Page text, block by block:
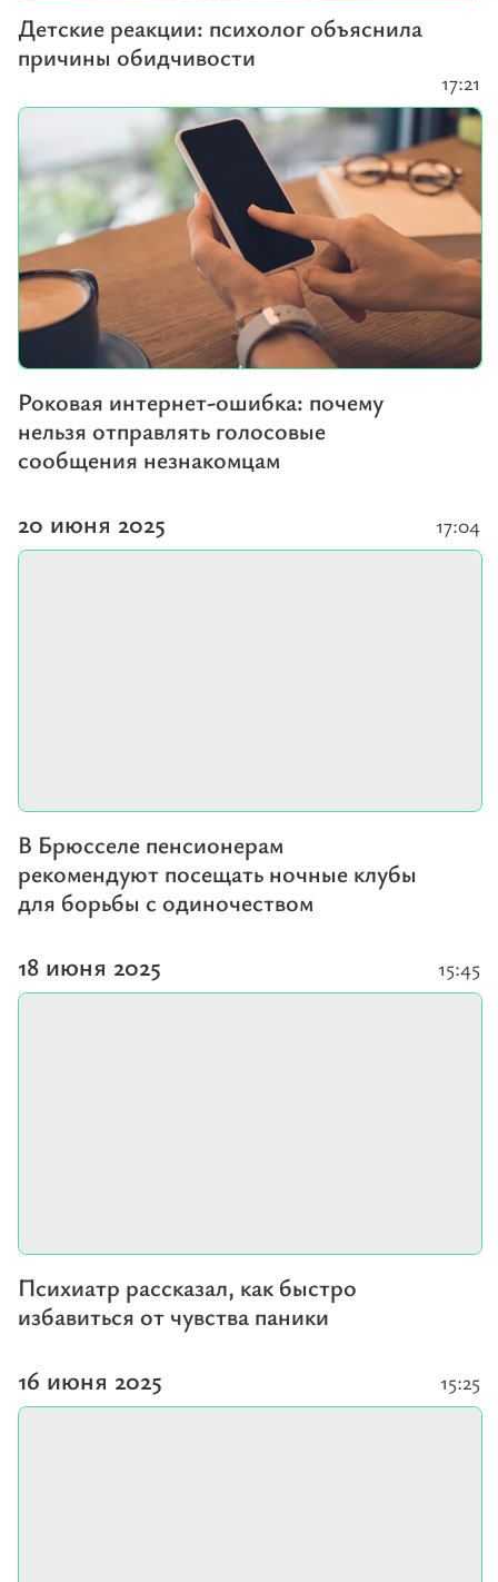
Детские реакции: психолог объяснила
причины обидчивости
Роковая интернет-ошибка: почему
нельзя отправлять голосовые
сообщения незнакомцам
17:21
20 июня 2025
В Брюсселе пенсионерам
рекомендуют посещать ночные клубы
для борьбы с одиночеством
17:04
18 июня 2025
Психиатр рассказал, как быстро
избавиться от чувства паники
15:45
16 июня 2025 15:25